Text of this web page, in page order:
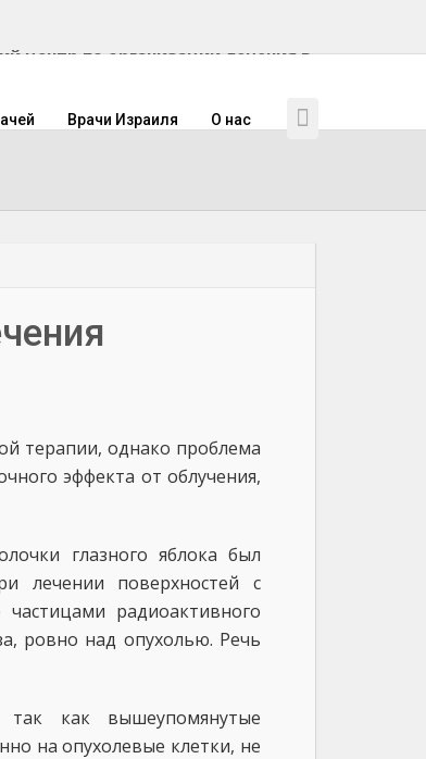
по организации лечения в
Врачи Израиля О нас
терапии, однако проблема
эффекта от облучения,
глазного яблока был
лечении поверхностей с
радиоактивного
ровно над опухолью. Речь
как вышеупомянутые
на опухолевые клетки, не